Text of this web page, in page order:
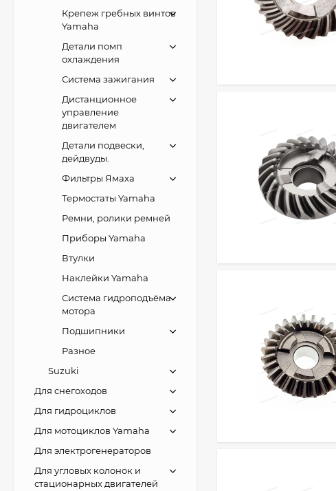
Крепеж гребных винтов
Yamaha
Детали помп
охлаждения
Система зажигания
Дистанционное
управление
двигателем
Детали подвески,
дейдвуды.
Фильтры Ямаха
Термостаты Yamaha
Ремни, ролики ремней
Приборы Yamaha
Втулки
Наклейки Yamaha
Система гидроподъёма
мотора
Подшипники
Разное
Suzuki
Для снегоходов
Для гидроциклов
Для мотоциклов Yamaha
Для электрогенераторов
Для угловых колонок и
стационарных двигателей